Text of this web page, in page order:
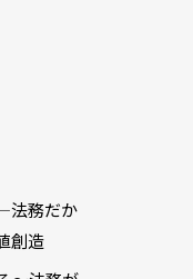
法務だか
創造